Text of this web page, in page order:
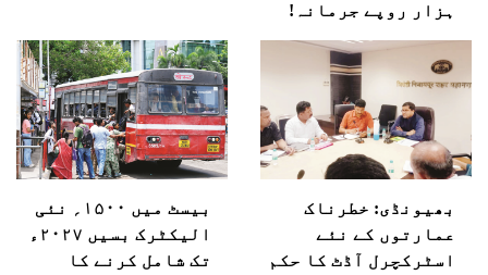
ہزار روپے جرمانہ!
بھیونڈی: خطرناک
عمارتوں کے نئے
اسٹرکچرل آڈٹ کا حکم
بیسٹ میں ۱۵۰۰؍ نئی
الیکٹرک بسیں ۲۰۲۷ء
تک شامل کرنے کا